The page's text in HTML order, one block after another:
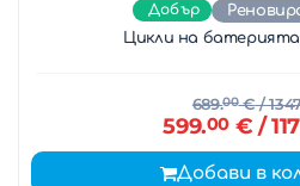
Добър
Цикли на батерията:
689.00€/
599.00€ /
Добави в